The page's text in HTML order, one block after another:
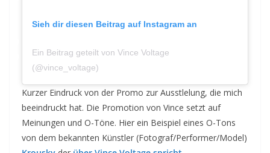
Sieh dir diesen Beitrag auf Instagram an
Ein Beitrag geteilt von Vince Voltage
(@vince_voltage)
Kurzer Eindruck von der Promo zur Ausstlelung, die mich
beeindruckt hat. Die Promotion von Vince setzt auf
Meinungen und O-Töne. Hier ein Beispiel eines O-Tons
von dem bekannten Künstler (Fotograf/Performer/Model)